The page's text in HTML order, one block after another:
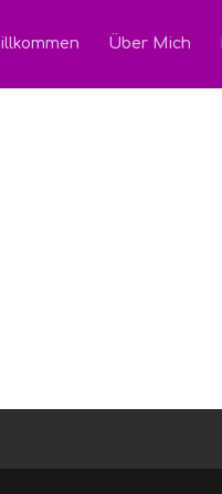
Über Mich